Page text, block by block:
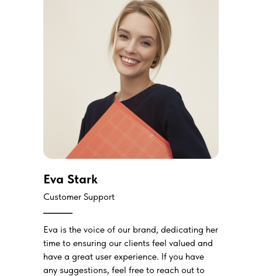
Eva Stark
Customer Support
Eva is the voice of our brand, dedicating her
time to ensuring our clients feel valued and
have a great user experience. If you have
any suggestions, feel free to reach out to